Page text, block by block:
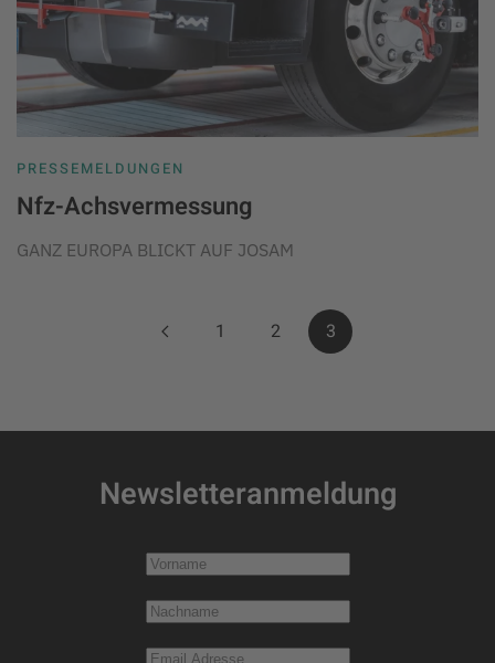
PRESSEMELDUNGEN
Nfz-Achsvermessung
GANZ EUROPA BLICKT AUF JOSAM
1 2 3
Newsletteranmeldung